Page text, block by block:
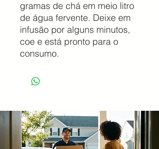
gramas de chá em meio litro
de água fervente. Deixe em
infusão por alguns minutos,
coe e está pronto para o
consumo.